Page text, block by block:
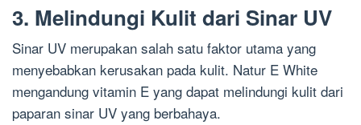
3. Melindungi Kulit dari Sinar UV
Sinar UV merupakan salah satu faktor utama yang
menyebabkan kerusakan pada kulit. Natur E White
mengandung vitamin E yang dapat melindungi kulit dari
paparan sinar UV yang berbahaya.